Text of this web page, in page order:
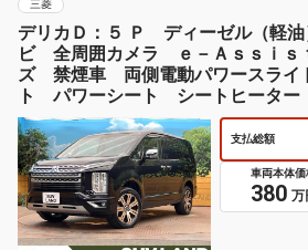
三菱
デリカＤ：５ Ｐ ディーゼル（軽
ビ 全周囲カメラ ｅ－Ａｓｓｉｓ
ズ 禁煙車 両側電動パワースライ
ト パワーシート シートヒータ
Ｃ
支払総額
車両本体価
380 万